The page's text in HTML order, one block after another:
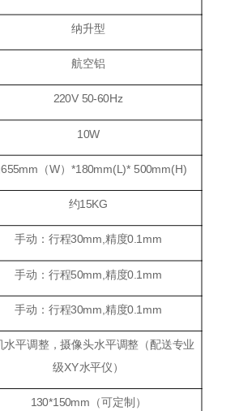
纳升型
航空铝
220V 50-60Hz
10W
（W）*180mm(L)* 500mm(H)
约15KG
手动：行程30mm, 精度0.1mm
手动：行程50mm, 精度0.1mm
手动：行程30mm, 精度0.1mm
水平调整，摄像头水平调整（配送专业
级XY水平仪）
130*150mm （可定制）